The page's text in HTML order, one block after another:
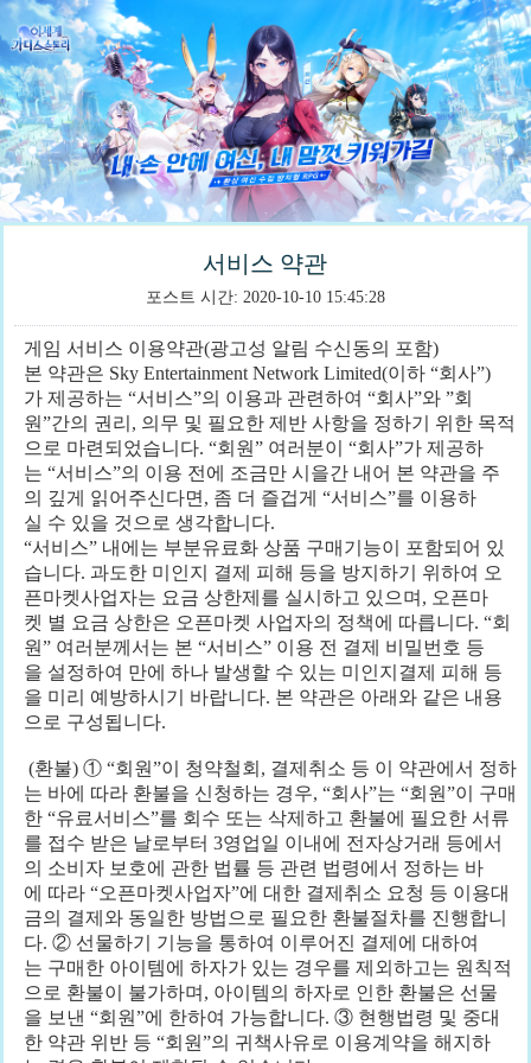
서비스 약관
포스트 시간: 2020-10-10 15:45:28
게임 서비스 이용약관(광고성 알림 수신동의 포함)
본 약관은 Sky Entertainment Network Limited(이하 “회사”)
가 제공하는 “서비스”의 이용과 관련하여 “회사”와 ”회
원”간의 권리, 의무 및 필요한 제반 사항을 정하기 위한 목적
으로 마련되었습니다. “회원” 여러분이 “회사”가 제공하
는 “서비스”의 이용 전에 조금만 시을간 내어 본 약관을 주
의 깊게 읽어주신다면, 좀 더 즐겁게 “서비스”를 이용하
실 수 있을 것으로 생각합니다.
“서비스” 내에는 부분유료화 상품 구매기능이 포함되어 있
습니다. 과도한 미인지 결제 피해 등을 방지하기 위하여 오
픈마켓사업자는 요금 상한제를 실시하고 있으며, 오픈마
켓 별 요금 상한은 오픈마켓 사업자의 정책에 따릅니다. “회
원” 여러분께서는 본 “서비스” 이용 전 결제 비밀번호 등
을 설정하여 만에 하나 발생할 수 있는 미인지결제 피해 등
을 미리 예방하시기 바랍니다. 본 약관은 아래와 같은 내용
으로 구성됩니다.
(환불) ① “회원”이 청약철회, 결제취소 등 이 약관에서 정하
는 바에 따라 환불을 신청하는 경우, “회사”는 “회원”이 구매
한 “유료서비스”를 회수 또는 삭제하고 환불에 필요한 서류
를 접수 받은 날로부터 3영업일 이내에 전자상거래 등에서
의 소비자 보호에 관한 법률 등 관련 법령에서 정하는 바
에 따라 “오픈마켓사업자”에 대한 결제취소 요청 등 이용대
금의 결제와 동일한 방법으로 필요한 환불절차를 진행합니
다. ② 선물하기 기능을 통하여 이루어진 결제에 대하여
는 구매한 아이템에 하자가 있는 경우를 제외하고는 원칙적
으로 환불이 불가하며, 아이템의 하자로 인한 환불은 선물
을 보낸 “회원”에 한하여 가능합니다. ③ 현행법령 및 중대
한 약관 위반 등 “회원”의 귀책사유로 이용계약을 해지하